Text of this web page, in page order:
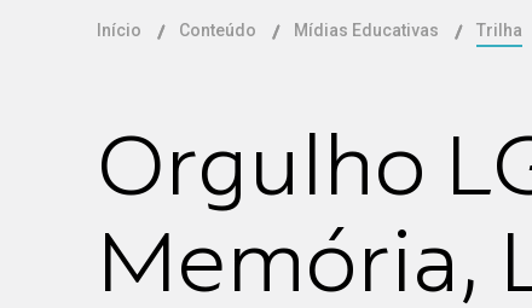
Início Conteúdo Mídias Educativas Trilha
Orgulho
Memória,